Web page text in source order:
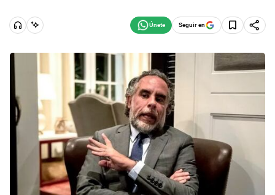
Seguir en